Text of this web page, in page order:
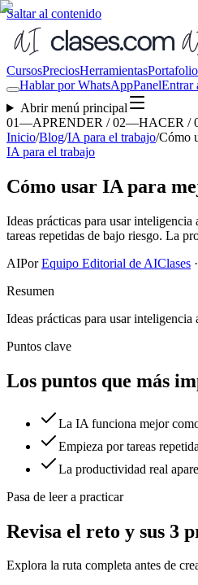
Saltar al contenido
CursosPreciosHerramientasPortafolio
Hablar por WhatsAppPanelEntrar
Abrir menú principal
01—APRENDER / 02—HACER /
Inicio/Blog/IA para el trabajo/Cómo
IA para el trabajo
Cómo usar IA para
Ideas prácticas para usar
tareas repetidas de bajo riesgo. La
AIPor Equipo Editorial de AIClases ·
Resumen
Ideas prácticas para usar
Puntos clave
Los puntos que más
La IA funciona mejor
Empieza por tareas
La productividad real
Pasa de leer a practicar
Revisa el reto y sus 3
Explora la ruta completa antes de